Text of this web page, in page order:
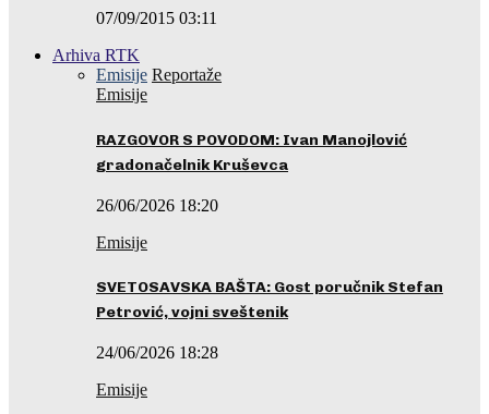
07/09/2015 03:11
Arhiva RTK
Emisije Reportaže
Emisije
RAZGOVOR S POVODOM: Ivan Manojlović
gradonačelnik Kruševca
26/06/2026 18:20
Emisije
SVETOSAVSKA BAŠTA: Gost poručnik Stefan
Petrović, vojni sveštenik
24/06/2026 18:28
Emisije